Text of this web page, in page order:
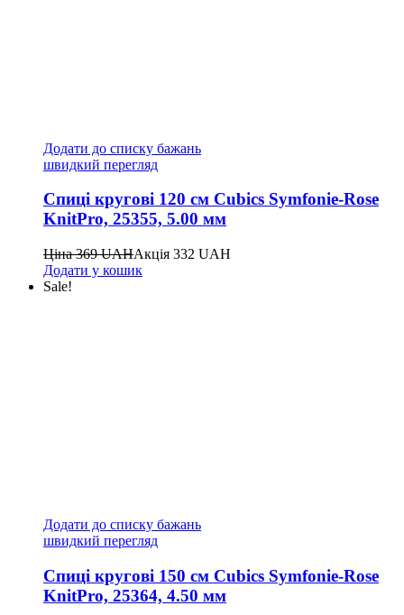
Додати до списку бажань
швидкий перегляд
Спиці кругові 120 см Cubics Symfonie-Rose
KnitPro, 25355, 5.00 мм
Ціна369UAHАкція 332 UAH
Додати у кошик
Sale!
Додати до списку бажань
швидкий перегляд
Спиці кругові 150 см Cubics Symfonie-Rose
KnitPro, 25364, 4.50 мм